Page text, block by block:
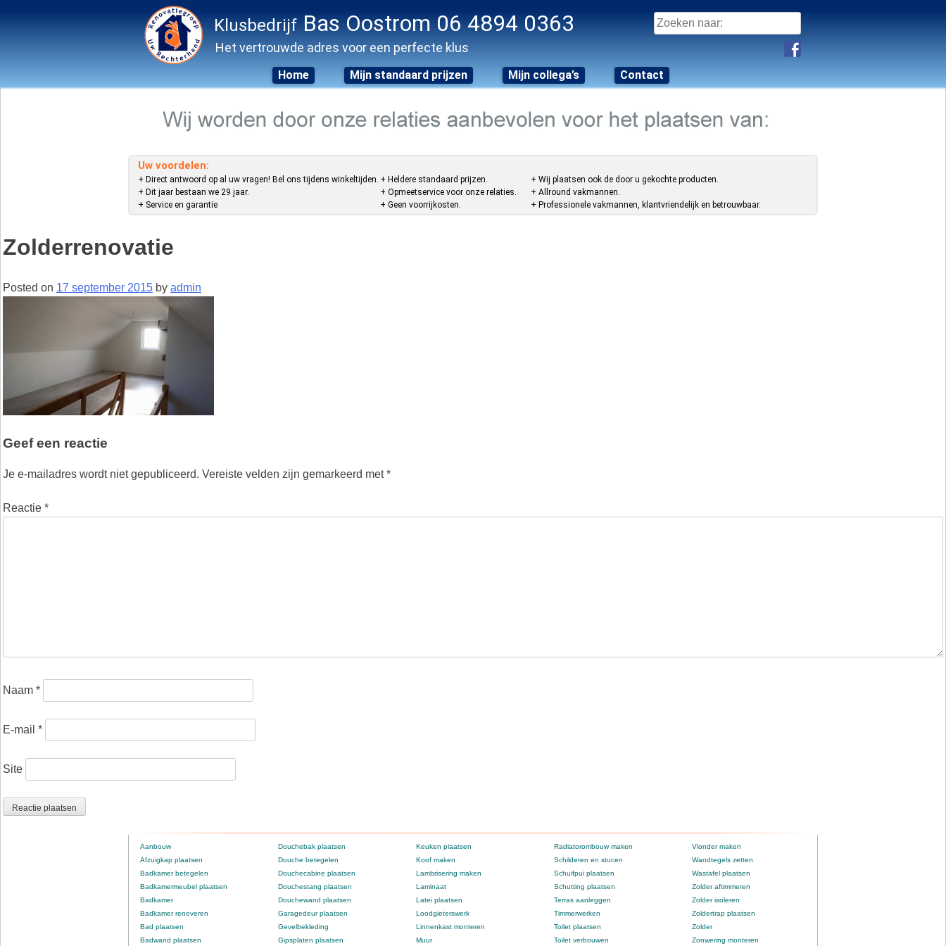
Klusbedrijf Bas Oostrom 06 4894 0363
Het vertrouwde adres voor een perfecte klus
Zoeken
naar:
Home Mijn standaard prijzen Mijn collega’s Contact
Uw voordelen:
+ Direct antwoord op al uw vragen! Bel ons tijdens winkeltijden.
+ Dit jaar bestaan we 29 jaar.
+ Service en garantie
+ Heldere standaard prijzen.
+ Opmeetservice voor onze relaties.
+ Geen voorrijkosten.
+ Wij plaatsen ook de door u gekochte producten.
+ Allround vakmannen.
+ Professionele vakmannen, klantvriendelijk en betrouwbaar.
Zolderrenovatie
Posted on 17 september 2015 by admin
Geef een reactie
Je e-mailadres wordt niet gepubliceerd. Vereiste velden zijn gemarkeerd met*
Reactie *
Naam *
E-mail *
Site
Aanbouw
Afzuigkap plaatsen
Badkamer betegelen
Badkamermeubel plaatsen
Badkamer
Badkamer renoveren
Bad plaatsen
Badwand plaatsen
Douchebak plaatsen
Douche betegelen
Douchecabine plaatsen
Douchestang plaatsen
Douchewand plaatsen
Garagedeur plaatsen
Gevelbekleding
Gipsplaten plaatsen
Keuken plaatsen
Koof maken
Lambrisering maken
Laminaat
Latei plaatsen
Loodgieterswerk
Linnenkast monteren
Muur
Radiatorombouw maken
Schilderen en stucen
Schuifpui plaatsen
Schutting plaatsen
Terras aanleggen
Timmerwerken
Toilet plaatsen
Toilet verbouwen
Vlonder maken
Wandtegels zetten
Wastafel plaatsen
Zolder aftimmeren
Zolder isoleren
Zoldertrap plaatsen
Zolder
Zonwering monteren